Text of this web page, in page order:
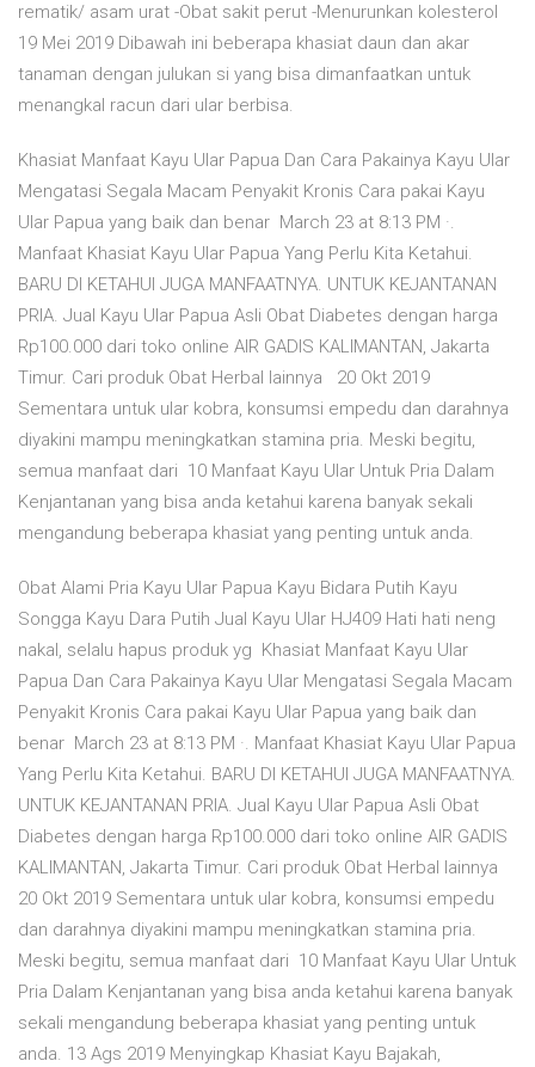
rematik/ asam urat -Obat sakit perut -Menurunkan kolesterol
19 Mei 2019 Dibawah ini beberapa khasiat daun dan akar
tanaman dengan julukan si yang bisa dimanfaatkan untuk
menangkal racun dari ular berbisa.
Khasiat Manfaat Kayu Ular Papua Dan Cara Pakainya Kayu Ular
Mengatasi Segala Macam Penyakit Kronis Cara pakai Kayu
Ular Papua yang baik dan benar March 23 at 8:13 PM ·.
Manfaat Khasiat Kayu Ular Papua Yang Perlu Kita Ketahui.
BARU DI KETAHUI JUGA MANFAATNYA. UNTUK KEJANTANAN
PRIA. Jual Kayu Ular Papua Asli Obat Diabetes dengan harga
Rp100.000 dari toko online AIR GADIS KALIMANTAN, Jakarta
Timur. Cari produk Obat Herbal lainnya 20 Okt 2019
Sementara untuk ular kobra, konsumsi empedu dan darahnya
diyakini mampu meningkatkan stamina pria. Meski begitu,
semua manfaat dari 10 Manfaat Kayu Ular Untuk Pria Dalam
Kenjantanan yang bisa anda ketahui karena banyak sekali
mengandung beberapa khasiat yang penting untuk anda.
Obat Alami Pria Kayu Ular Papua Kayu Bidara Putih Kayu
Songga Kayu Dara Putih Jual Kayu Ular HJ409 Hati hati neng
nakal, selalu hapus produk yg Khasiat Manfaat Kayu Ular
Papua Dan Cara Pakainya Kayu Ular Mengatasi Segala Macam
Penyakit Kronis Cara pakai Kayu Ular Papua yang baik dan
benar March 23 at 8:13 PM ·. Manfaat Khasiat Kayu Ular Papua
Yang Perlu Kita Ketahui. BARU DI KETAHUI JUGA MANFAATNYA.
UNTUK KEJANTANAN PRIA. Jual Kayu Ular Papua Asli Obat
Diabetes dengan harga Rp100.000 dari toko online AIR GADIS
KALIMANTAN, Jakarta Timur. Cari produk Obat Herbal lainnya
20 Okt 2019 Sementara untuk ular kobra, konsumsi empedu
dan darahnya diyakini mampu meningkatkan stamina pria.
Meski begitu, semua manfaat dari 10 Manfaat Kayu Ular Untuk
Pria Dalam Kenjantanan yang bisa anda ketahui karena banyak
sekali mengandung beberapa khasiat yang penting untuk
anda. 13 Ags 2019 Menyingkap Khasiat Kayu Bajakah,